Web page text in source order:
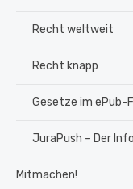
Recht weltweit
Recht knapp
Gesetze im ePub-
JuraPush – Der
Mitmachen!